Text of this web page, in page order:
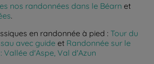
nos randonnées dans le Béarn et
.
en randonnée à pied : Tour du
avec guide et Randonnée sur le
Vallée d'Aspe, Val d'Azun